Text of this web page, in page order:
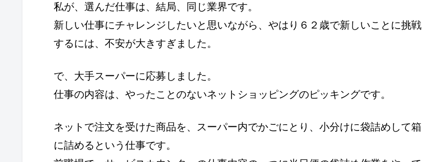
私が、選んだ仕事は、結局、同じ業界です。
新しい仕事にチャレンジしたいと思いながら、やはり６２歳で新しいことに挑戦
するには、不安が大きすぎました。
で、大手スーパーに応募しました。
仕事の内容は、やったことのないネットショッピングのピッキングです。
ネットで注文を受けた商品を、スーパー内でかごにとり、小分けに袋詰めして箱
に詰めるという仕事です。